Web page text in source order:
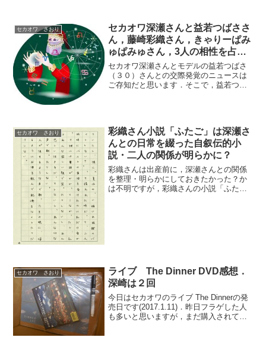
セカオワ さおり
セカオワ深瀬さんと益若つばささ
ん，藤崎彩織さん，きゃりーぱみ
ゅぱみゅさん，3人の相性を占っ
てみた
セカオワ深瀬さんとモデルの益若つばさ
（３０）さんとの交際発覚のニュースは
ご存知だと思います．そこで，益若つば
セカオワ さおり
彩織さん小説「ふたご」は深瀬さ
んとの日常を綴った自叙伝的小
説・二人の関係が明らかに？
彩織さんは出産前に，深瀬さんとの関係
を整理・明らかにしておきたかった？か
は不明ですが，彩織さんの小説「ふた
セカオワ さおり
ライブ The Dinner DVD感想．
深崎は２回
今日はセカオワのライブ The Dinnerの発
売日です(2017.1.11)．昨日フラゲした人
も多いと思いますが，まだ購入されてい